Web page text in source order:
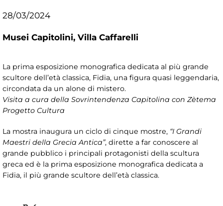
28/03/2024
Musei Capitolini, Villa Caffarelli
La prima esposizione monografica dedicata al più grande
scultore dell’età classica, Fidia, una figura quasi leggendaria,
circondata da un alone di mistero.
Visita a cura della Sovrintendenza Capitolina con Zètema
Progetto Cultura
La mostra inaugura un ciclo di cinque mostre, “I Grandi
Maestri della Grecia Antica”, dirette a far conoscere al
grande pubblico i principali protagonisti della scultura
greca ed è la prima esposizione monografica dedicata a
Fidia, il più grande scultore dell’età classica.